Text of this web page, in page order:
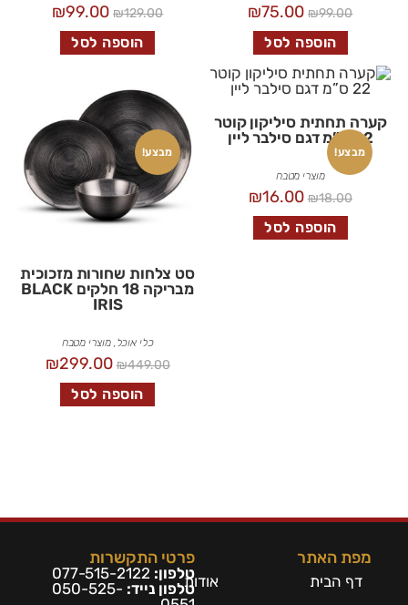
₪99.00
₪75.00
הוספה לסל
₪129.00
₪99.00
הוספה לסל
מבצע!
קערה תחתית סיליקון קוטר
22 ס”מ דגם סילבר ליין
מוצרי מטבח
₪18.00
₪16.00
הוספה לסל
מבצע!
סט צלחות שחורות מזכוכית
מבריקה 18 חלקים BLACK
IRIS
כלי אוכל ,מוצרי מטבח
₪449.00
₪299.00
הוספה לסל
מפת האתר
דף הבית
אודות
פרטי התקשרות
טלפון: 077-515-2122
טלפון נייד: 050-525-